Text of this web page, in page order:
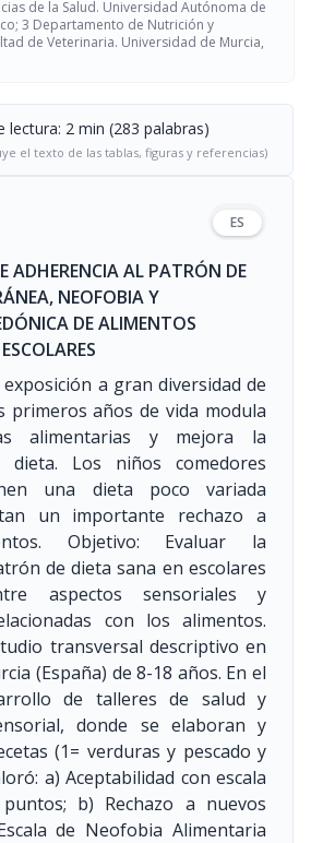
de la Salud. Universidad Autónoma de
3 Departamento de Nutrición y
de Veterinaria. Universidad de Murcia,
lectura: 2 min (283 palabras)
el texto de las tablas, figuras y referencias)
ES
ADHERENCIA AL PATRÓN DE
NEOFOBIA Y
DE ALIMENTOS
a gran diversidad de
primeros años de vida modula
alimentarias y mejora la
Los niños comedores
una dieta poco variada
un importante rechazo a
Objetivo: Evaluar la
de dieta sana en escolares
aspectos sensoriales y
con los alimentos.
transversal descriptivo en
(España) de 8-18 años. En el
de talleres de salud y
donde se elaboran y
(1= verduras y pescado y
a) Aceptabilidad con escala
b) Rechazo a nuevos
de Neofobia Alimentaria